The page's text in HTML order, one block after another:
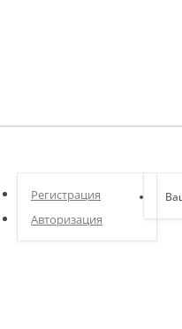
Регистрация
Авторизация